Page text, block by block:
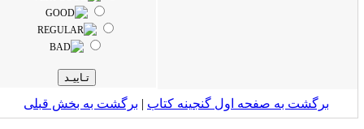
به صفحه اول گنجینه کتاب‌|برگشت به بخش قبلى